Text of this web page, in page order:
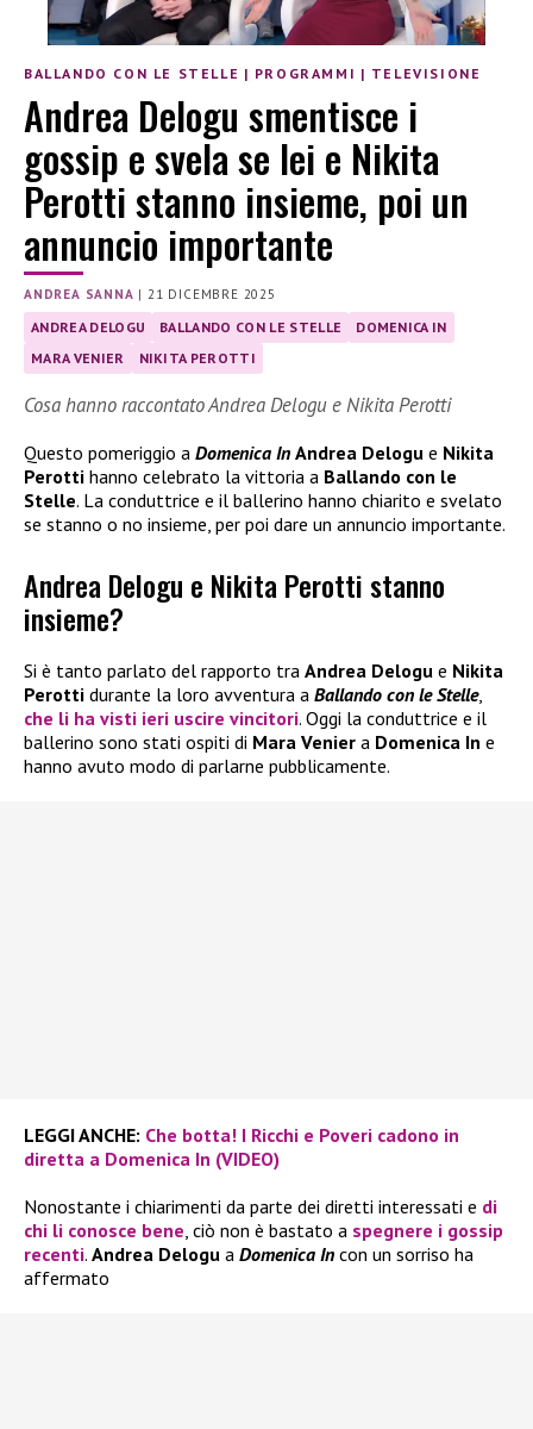
BALLANDO CON LE STELLE | PROGRAMMI | TELEVISIONE
Andrea Delogu smentisce i
gossip e svela se lei e Nikita
Perotti stanno insieme, poi un
annuncio importante
ANDREA SANNA | 21 DICEMBRE 2025
ANDREA DELOGU BALLANDO CON LE STELLE
DOMENICA IN
MARA VENIER
NIKITA PEROTTI
Cosa hanno raccontato Andrea Delogu e Nikita Perotti
Questo pomeriggio a Domenica In Andrea Delogu e Nikita
Perotti hanno celebrato la vittoria a Ballando con le
Stelle. La conduttrice e il ballerino hanno chiarito e svelato
se stanno o no insieme, per poi dare un annuncio importante.
Andrea Delogu e Nikita Perotti stanno
insieme?
Si è tanto parlato del rapporto tra Andrea Delogu e Nikita
Perotti durante la loro avventura a Ballando con le Stelle,
che li ha visti ieri uscire vincitori. Oggi la conduttrice e il
ballerino sono stati ospiti di Mara Venier a Domenica In e
hanno avuto modo di parlarne pubblicamente.
LEGGI ANCHE: Che botta! I Ricchi e Poveri cadono in
diretta a Domenica In (VIDEO)
Nonostante i chiarimenti da parte dei diretti interessati e di
chi li conosce bene , ciò non è bastato a spegnere i gossip
recenti. Andrea Delogu a Domenica In con un sorriso ha
affermato